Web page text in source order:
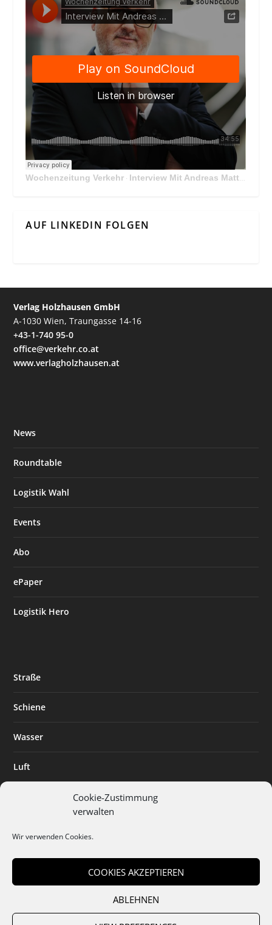
Cookie-Zustimmung
verwalten
Wir verwenden Cookies.
COOKIES AKZEPTIEREN
ABLEHNEN
Wochenzeitung Verkehr · Interview Mit Andreas Matthä, CEO der ÖBB Holding
AUF LINKEDIN FOLGEN
Verlag Holzhausen GmbH
A-1030 Wien, Traungasse 14-16
+43-1-740 95-0
office@verkehr.co.at
www.verlagholzhausen.at
News
Roundtable
Logistik Wahl
Events
Abo
ePaper
Logistik Hero
Straße
Schiene
Wasser
Luft
Digitalisierung
Mediadaten Cookies Datenschutz